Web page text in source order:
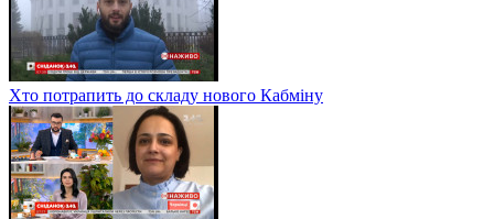
Хто потрапить до складу нового Кабміну